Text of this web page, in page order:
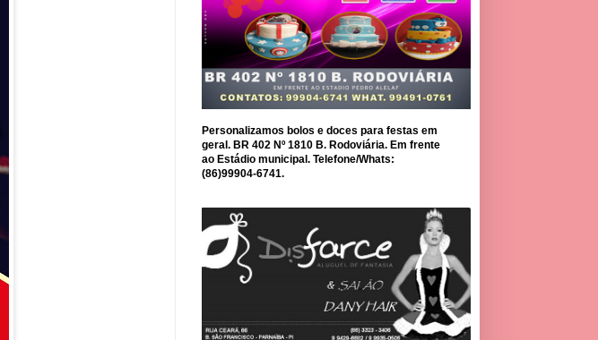
Personalizamos bolos e doces para festas em
geral. BR 402 Nº 1810 B. Rodoviária. Em frente
ao Estádio municipal. Telefone/Whats:
(86)99904-6741.